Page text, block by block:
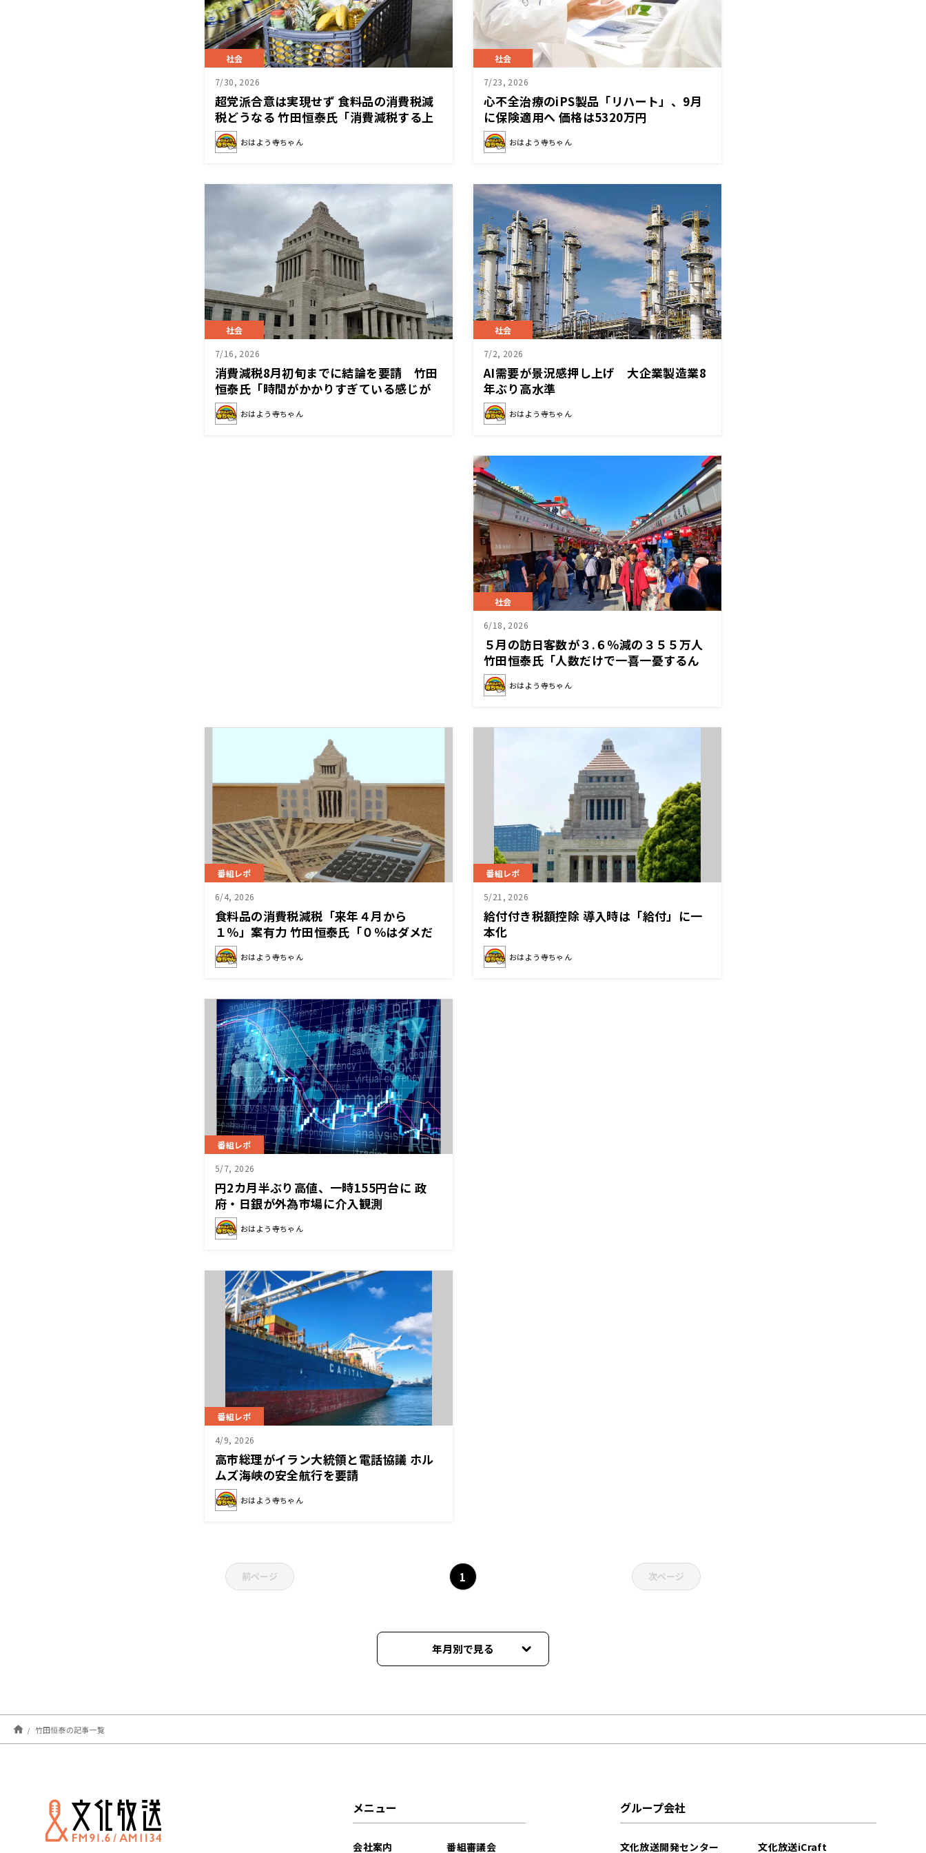
社会
7/30, 2026
超党派合意は実現せず 食料品の消費税減
税どうなる 竹田恒泰氏「消費減税する上
で何がいちばんの敵なのかという
と……」おはよう寺ちゃん
社会
7/23, 2026
心不全治療のiPS製品「リハート」、9月
に保険適用へ 価格は5320万円
おはよう寺ちゃん
社会
7/16, 2026
消費減税8月初旬までに結論を要請 竹田
恒泰氏「時間がかかりすぎている感じが
しますね」
おはよう寺ちゃん
社会
7/2, 2026
AI需要が景況感押し上げ 大企業製造業8
年ぶり高水準
おはよう寺ちゃん
社会
6/18, 2026
５月の訪日客数が３.６％減の３５５万人
竹田恒泰氏「人数だけで一喜一憂するん
じゃなくて……」
おはよう寺ちゃん
番組レポ
6/4, 2026
食料品の消費税減税「来年４月から
１％」案有力 竹田恒泰氏「０％はダメだ
けど１％は良いという根拠が……」
おはよう寺ちゃん
番組レポ
5/21, 2026
給付付き税額控除 導入時は「給付」に一
本化
おはよう寺ちゃん
番組レポ
5/7, 2026
円2カ月半ぶり高値、一時155円台に 政
府・日銀が外為市場に介入観測
おはよう寺ちゃん
番組レポ
4/9, 2026
高市総理がイラン大統領と電話協議 ホル
ムズ海峡の安全航行を要請
おはよう寺ちゃん
前ページ 1 次ページ
年月別で見る
竹田恒泰の記事一覧
メニュー
会社案内 番組審議会
グループ会社
文化放送開発センター 文化放送iCraft